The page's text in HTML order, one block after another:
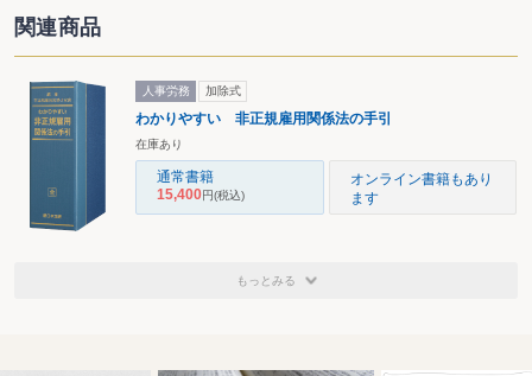
関連商品
人事労務 加除式
わかりやすい 非正規雇用関係法の手引
在庫あり
通常書籍
15,400円(税込)
オンライン書籍もあり
ます
もっとみる